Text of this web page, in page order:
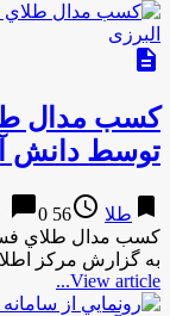
description
كسب مدال
توسط دانش
bookmark طلا access_time
56 years ago
chat_bubble0
كسب مدال طلاي
به گزارش مركز
View article...